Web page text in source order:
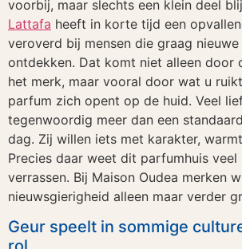
voorbij, maar slechts een klein deel
Lattafa heeft in korte tijd een
veroverd bij mensen die graag nieuwe
ontdekken. Dat komt niet alleen door
het merk, maar vooral door wat u
parfum zich opent op de huid. Veel
tegenwoordig meer dan een
dag. Zij willen iets met karakter,
Precies daar weet dit parfumhuis veel
verrassen. Bij Maison Oudea merken
nieuwsgierigheid alleen maar verder
Geur speelt in sommige